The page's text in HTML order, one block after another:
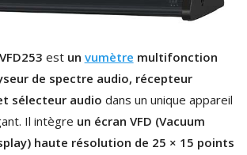
VFD253 est un vumètre multifonction
de spectre audio, récepteur
sélecteur audio dans un unique appareil
Il intègre un écran VFD (Vacuum
haute résolution de 25 × 15 points